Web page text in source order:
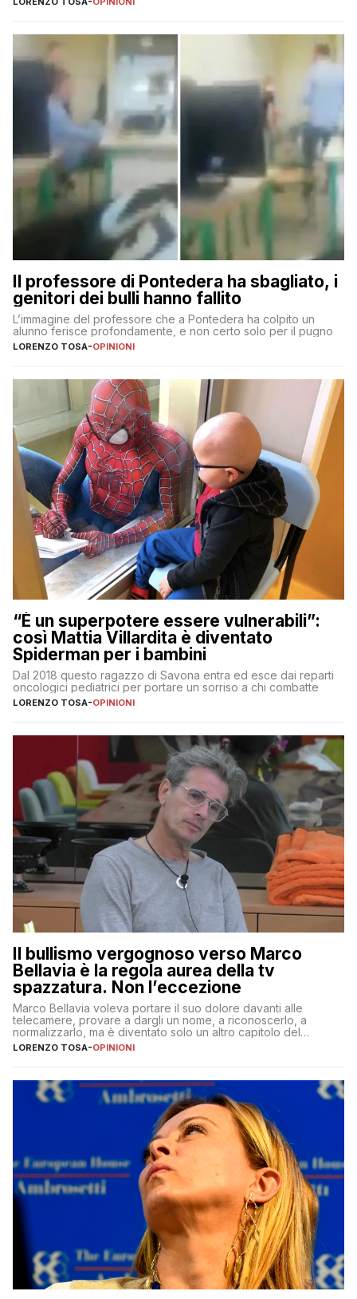
Il professore di Pontedera ha sbagliato, i
genitori dei bulli hanno fallito
L’immagine del professore che a Pontedera ha colpito un
alunno ferisce profondamente, e non certo solo per il pugno
LORENZO TOSA-OPINIONI
“È un superpotere essere vulnerabili”:
così Mattia Villardita è diventato
Spiderman per i bambini
Dal 2018 questo ragazzo di Savona entra ed esce dai reparti
oncologici pediatrici per portare un sorriso a chi combatte
LORENZO TOSA-OPINIONI
Il bullismo vergognoso verso Marco
Bellavia è la regola aurea della tv
spazzatura. Non l’eccezione
Marco Bellavia voleva portare il suo dolore davanti alle
telecamere, provare a dargli un nome, a riconoscerlo, a
normalizzarlo, ma è diventato solo un altro capitolo del
copione
LORENZO TOSA-OPINIONI